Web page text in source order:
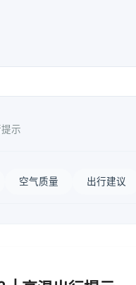
示
空气质量 出行建议